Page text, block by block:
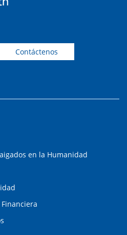
Contáctenos
en la Humanidad